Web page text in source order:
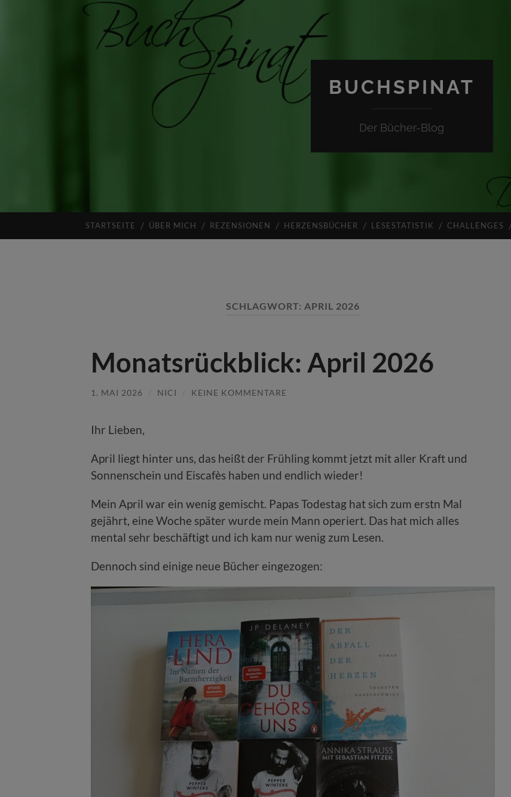
BUCHSPINAT
Der Bücher-Blog
STARTSEITE ÜBER MICH REZENSIONEN HERZENSBÜCHER LESESTATISTIK CHALLENGES
SCHLAGWORT: APRIL 2026
Monatsrückblick: April 2026
1. MAI 2026 NICI KEINE KOMMENTARE
Ihr Lieben,
April liegt hinter uns, das heißt der Frühling kommt jetzt mit aller Kraft und
Sonnenschein und Eiscafès haben und endlich wieder!
Mein April war ein wenig gemischt. Papas Todestag hat sich zum erstn Mal
gejährt, eine Woche später wurde mein Mann operiert. Das hat mich alles
mental sehr beschäftigt und ich kam nur wenig zum Lesen.
Dennoch sind einige neue Bücher eingezogen: